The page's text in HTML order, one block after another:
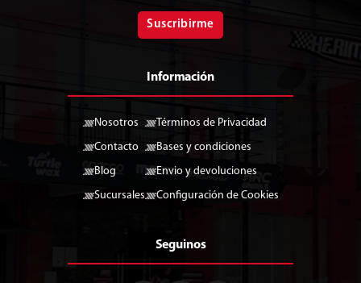
Suscribirme
Información
Nosotros
Contacto
Blog
Sucursales
Términos de Privacidad
Bases y condiciones
Envio y devoluciones
Configuración de Cookies
Seguinos